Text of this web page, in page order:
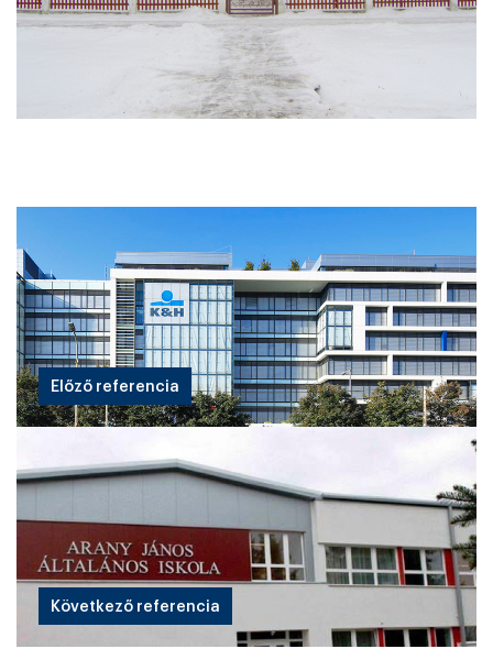
Előző referencia
Következő referencia